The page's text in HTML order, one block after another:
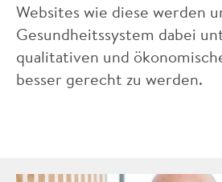
Websites wie diese werden
Gesundheitssystem dabei
qualitativen und
besser gerecht zu werden.